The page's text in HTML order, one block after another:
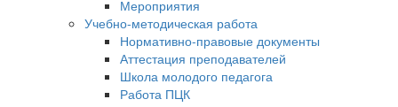
Мероприятия
Учебно-методическая работа
Нормативно-правовые документы
Аттестация преподавателей
Школа молодого педагога
Работа ПЦК